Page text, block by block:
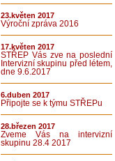
23.květen 2017
Výroční zpráva 2016
17.květen 2017
STŘEP Vás zve na poslední
Intervizní skupinu před létem,
dne 9.6.2017
6.duben 2017
Připojte se k týmu STŘEPu
28.březen 2017
Zveme Vás na intervizní
skupinu 28.4 2017